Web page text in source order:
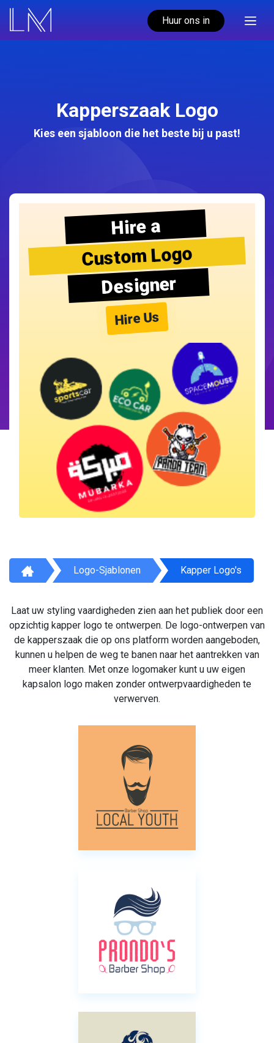
Huur ons in
Kapperszaak Logo
Kies een sjabloon die het beste bij u past!
Hire a
Custom Logo
Designer
Hire Us
Logo-Sjablonen Kapper Logo's
Laat uw styling vaardigheden zien aan het publiek door een
opzichtig kapper logo te ontwerpen. De logo-ontwerpen van
de kapperszaak die op ons platform worden aangeboden,
kunnen u helpen de weg te banen naar het aantrekken van
meer klanten. Met onze logomaker kunt u uw eigen
kapsalon logo maken zonder ontwerpvaardigheden te
verwerven.